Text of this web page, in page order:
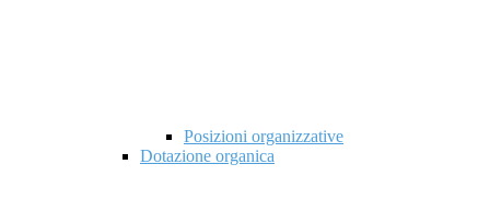
Posizioni organizzative
Dotazione organica